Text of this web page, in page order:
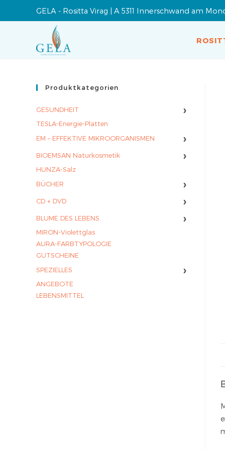
GELA - Rositta Virag | A 5311 Innerschwand am
Produktkategorien
GESUNDHEIT ›
TESLA-Energie-Platten
EM – EFFEKTIVE MIKROORGANISMEN
›
BIOEMSAN Naturkosmetik ›
HUNZA-Salz
BÜCHER
›
CD + DVD ›
BLUME DES LEBENS ›
MIRON-Violettglas
AURA-FARBTYPOLOGIE
GUTSCHEINE
SPEZIELLES
›
ANGEBOTE
LEBENSMITTEL